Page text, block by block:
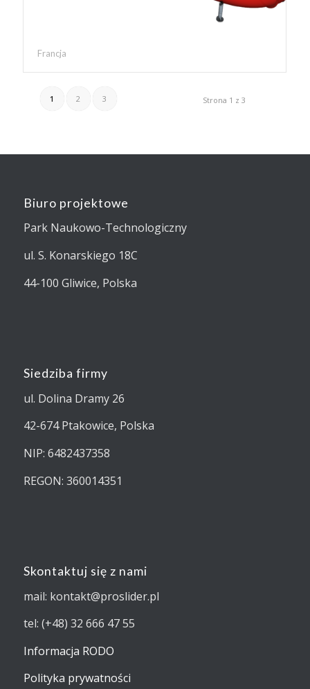
Francja
Strona 1 z 3
1 2 3
Biuro projektowe
Park Naukowo-Technologiczny
ul. S. Konarskiego 18C
44-100 Gliwice, Polska
Siedziba firmy
ul. Dolina Dramy 26
42-674 Ptakowice, Polska
NIP: 6482437358
REGON: 360014351
Skontaktuj się z nami
mail: kontakt@proslider.pl
tel: (+48) 32 666 47 55
Informacja RODO
Polityka prywatności